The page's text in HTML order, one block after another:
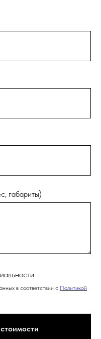
габариты)
в соответствии с Политикой